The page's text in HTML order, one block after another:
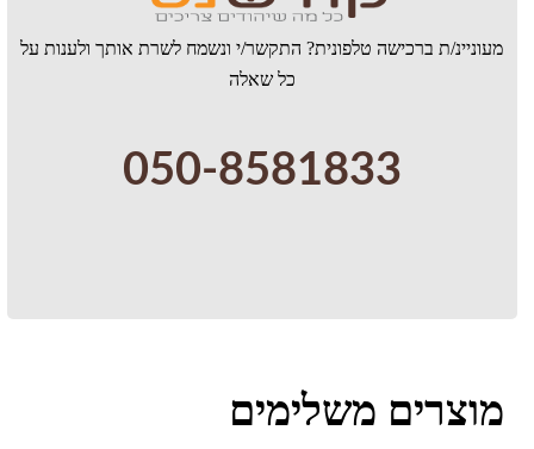
מעוניינ/ת ברכישה טלפונית? התקשר/י ונשמח לשרת אותך ולענות על
כל שאלה
050-8581833
מוצרים משלימים